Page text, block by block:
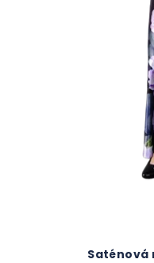
Saténová